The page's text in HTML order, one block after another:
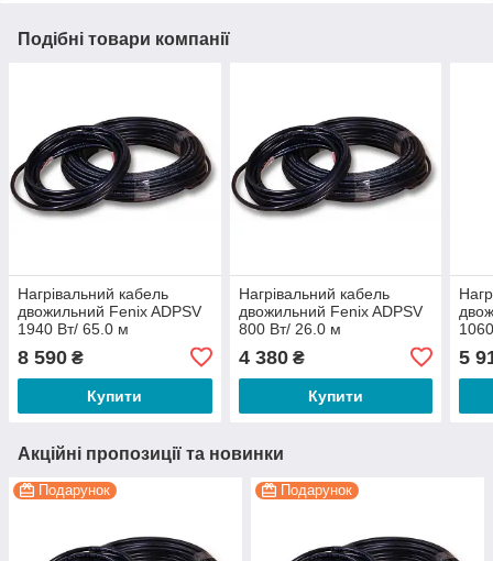
Подібні товари компанії
Нагрівальний кабель
двожильний Fenix ADPSV
1940 Вт/ 65.0 м
8 590 ₴
Купити
Нагрівальний кабель
двожильний Fenix ADPSV
800 Вт/ 26.0 м
4 380₴
Купити
5
Акційні пропозиції та новинки
Подарунок Подарунок